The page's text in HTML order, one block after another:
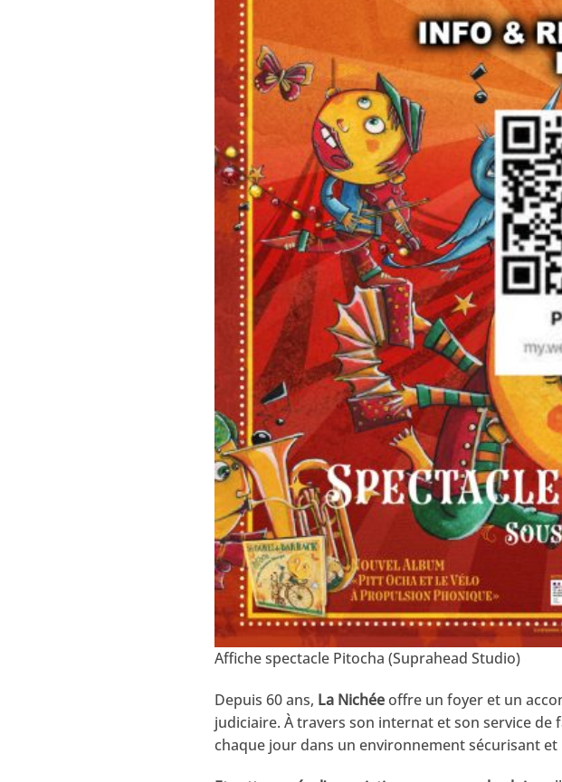
Affiche spectacle Pitocha (Suprahead Studio)
Depuis 60 ans, La Nichée offre un foyer et un
judiciaire. À travers son internat et son service de
chaque jour dans un environnement sécurisant et